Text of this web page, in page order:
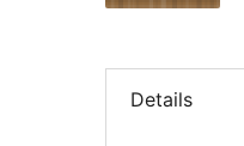
Details